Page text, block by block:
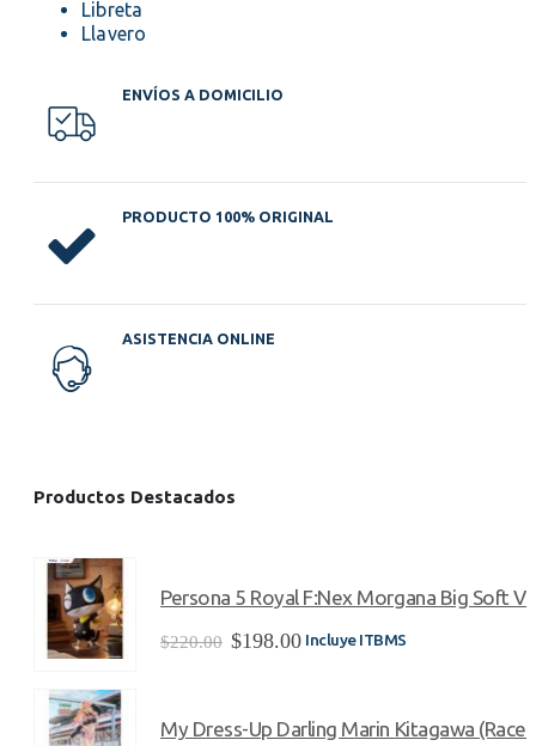
Libreta
Llavero
ENVÍOS A DOMICILIO
PRODUCTO 100% ORIGINAL
ASISTENCIA ONLINE
Productos Destacados
Persona 5 Royal F:Nex Morgana Big Soft
$220.00 El
$220.00.
$198.00El
$198.00.
Incluye ITBMS
My Dress-Up Darling Marin Kitagawa (Race